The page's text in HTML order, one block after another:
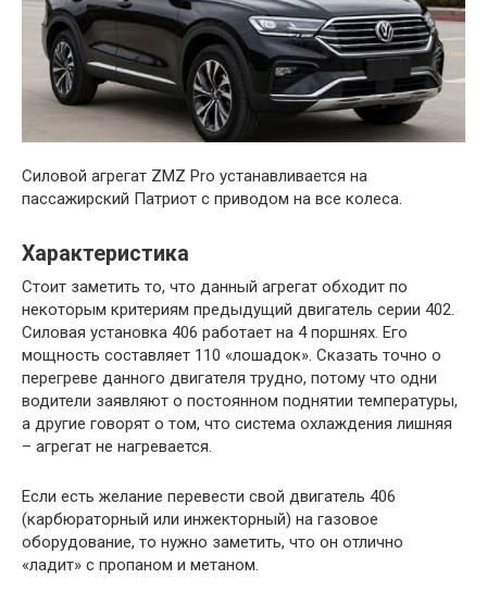
Силовой агрегат ZMZ Pro устанавливается на
пассажирский Патриот с приводом на все колеса.
Характеристика
Стоит заметить то, что данный агрегат обходит по
некоторым критериям предыдущий двигатель серии 402.
Силовая установка 406 работает на 4 поршнях. Его
мощность составляет 110 «лошадок». Сказать точно о
перегреве данного двигателя трудно, потому что одни
водители заявляют о постоянном поднятии температуры,
а другие говорят о том, что система охлаждения лишняя
– агрегат не нагревается.
Если есть желание перевести свой двигатель 406
(карбюраторный или инжекторный) на газовое
оборудование, то нужно заметить, что он отлично
«ладит» с пропаном и метаном.